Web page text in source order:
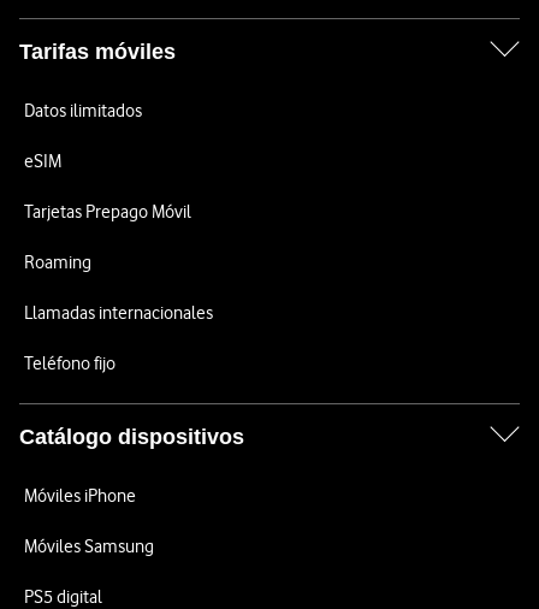
Tarifas móviles
Datos ilimitados
eSIM
Tarjetas Prepago Móvil
Roaming
Llamadas internacionales
Teléfono fijo
Catálogo dispositivos
Móviles iPhone
Móviles Samsung
PS5 digital